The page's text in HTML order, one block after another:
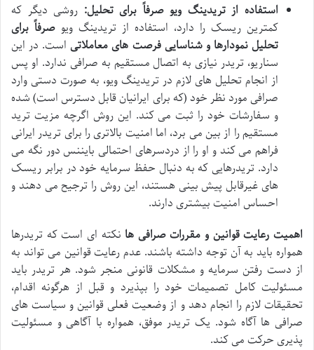
استفاده از تریدینگ ویو صرفاً برای تحلیل: روشی دیگر که
کمترین ریسک را دارد، استفاده از تریدینگ ویو صرفاً برای
تحلیل نمودارها و شناسایی فرصت های معاملاتیاست. در این
سناریو، تریدر نیازی به اتصال مستقیم به صرافی ندارد. او پس
از انجام تحلیل های لازم در تریدینگ ویو، به صورت دستی وارد
صرافی مورد نظر خود (که برای ایرانیان قابل دسترس است) شده
و سفارشات خود را ثبت می کند. این روش اگرچه مزیت ترید
مستقیم را از بین می برد، اما امنیت بالاتری را برای تریدر ایرانی
فراهم می کند و او را از دردسرهای احتمالی بایننس دور نگه می
دارد. تریدرهایی که به دنبال حفظ سرمایه خود در برابر ریسک
های غیرقابل پیش بینی هستند، این روش را ترجیح می دهند و
احساس امنیت بیشتری دارند.
اهمیت رعایت قوانین و مقررات صرافی ها نکته ای است که تریدرها
همواره باید به آن توجه داشته باشند. عدم رعایت قوانین می تواند به
از دست رفتن سرمایه و مشکلات قانونی منجر شود. هر تریدر باید
مسئولیت کامل تصمیمات خود را بپذیرد و قبل از هرگونه اقدام،
تحقیقات لازم را انجام دهد و از وضعیت فعلی قوانین و سیاست های
صرافی ها آگاه شود. یک تریدر موفق، همواره با آگاهی و مسئولیت
پذیری حرکت می کند.